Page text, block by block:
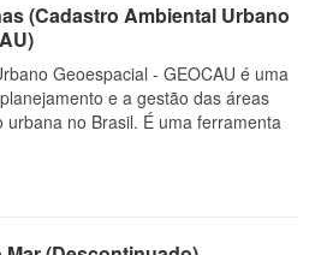
(Cadastro Ambiental Urbano
Geoespacial - GEOCAU é uma
e a gestão das áreas
no Brasil. É uma ferramenta